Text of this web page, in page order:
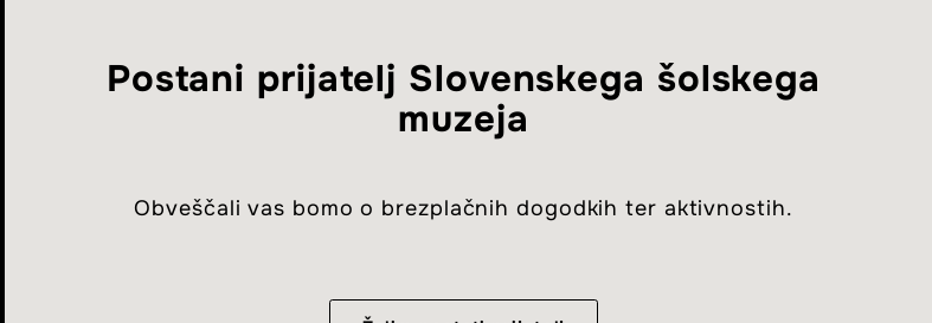
Postani prijatelj Slovenskega šolskega
muzeja
Obveščali vas bomo o brezplačnih dogodkih ter aktivnostih.